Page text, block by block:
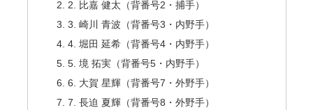
2. 比嘉 健太（背番号2・捕手）
3. 崎川 青波（背番号3・内野手）
4. 堀田 延希（背番号4・内野手）
5. 境 拓実（背番号5・内野手）
6. 大賀 星輝（背番号7・外野手）
7. 長迫 夏輝（背番号8・外野手）